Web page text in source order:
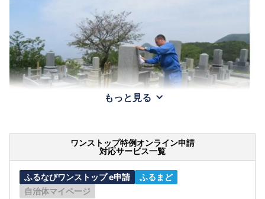
もっと見る
ワンストップ特例オンライン申請
対応サービス一覧
ふるなびワンストップ e申請
ふるまど
自治体マイページ